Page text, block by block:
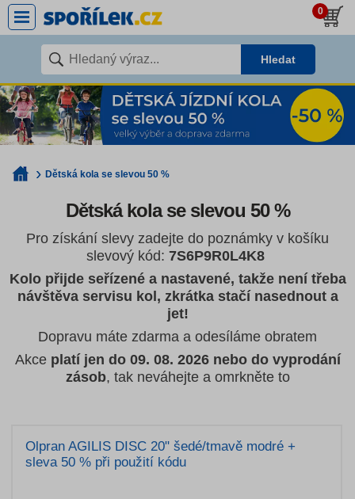
0
Hledat
Dětská kola se slevou 50 %
Dětská kola se slevou 50 %
Pro získání slevy zadejte do poznámky v košíku
slevový kód: 7S6P9R0L4K8
Kolo přijde seřízené a nastavené, takže není třeba
návštěva servisu kol, zkrátka stačí nasednout a
jet!
Dopravu máte zdarma a odesíláme obratem
Akce platí jen do 09. 08. 2026 nebo do vyprodání
zásob, tak neváhejte a omrkněte to
Olpran AGILIS DISC 20" šedé/tmavě modré +
sleva 50 % při použití kódu